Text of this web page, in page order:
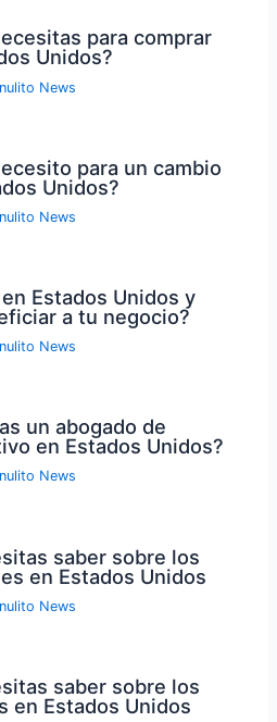
para comprar
Unidos?
News
para un cambio
Unidos?
News
Estados Unidos y
a tu negocio?
News
un abogado de
en Estados Unidos?
News
saber sobre los
en Estados Unidos
News
saber sobre los
en Estados Unidos